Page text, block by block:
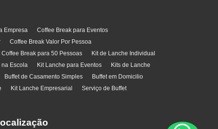
Empresa
Coffee Break para Eventos
Coffee Break Valor Por Pessoa
Coffee Break para 50 Pessoas
Kit de Lanche Individual
Escola
Kit Lanche para Eventos
Kits de Lanche
Buffet de Casamento Simples
Buffet em Domicilio
Kit Lanche Empresarial Serviço de Buffet